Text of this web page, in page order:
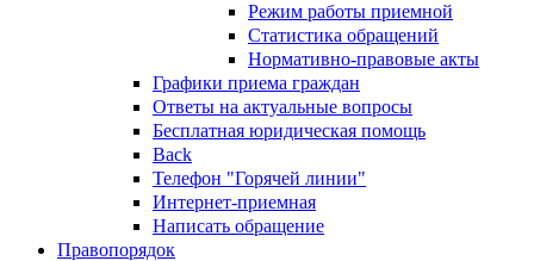
Режим работы приемной
Статистика обращений
Нормативно-правовые акты
Графики приема граждан
Ответы на актуальные вопросы
Бесплатная юридическая помощь
Back
Телефон "Горячей линии"
Интернет-приемная
Написать обращение
Правопорядок